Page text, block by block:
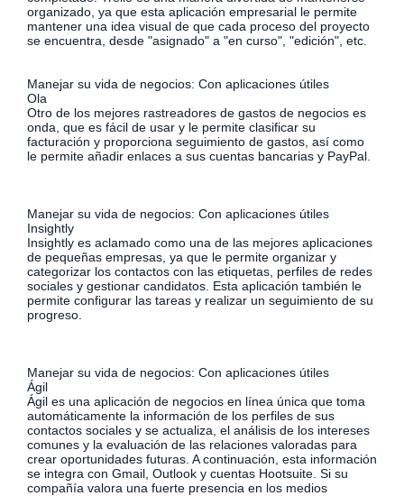
organizado, ya que esta aplicación empresarial le permite
mantener una idea visual de que cada proceso del proyecto
se encuentra, desde "asignado" a "en curso", "edición", etc.
Manejar su vida de negocios: Con aplicaciones útiles
Ola
Otro de los mejores rastreadores de gastos de negocios es
onda, que es fácil de usar y le permite clasificar su
facturación y proporciona seguimiento de gastos, así como
le permite añadir enlaces a sus cuentas bancarias y PayPal.
Manejar su vida de negocios: Con aplicaciones útiles
Insightly
Insightly es aclamado como una de las mejores aplicaciones
de pequeñas empresas, ya que le permite organizar y
categorizar los contactos con las etiquetas, perfiles de redes
sociales y gestionar candidatos. Esta aplicación también le
permite configurar las tareas y realizar un seguimiento de su
progreso.
Manejar su vida de negocios: Con aplicaciones útiles
Ágil
Ágil es una aplicación de negocios en línea única que toma
automáticamente la información de los perfiles de sus
contactos sociales y se actualiza, el análisis de los intereses
comunes y la evaluación de las relaciones valoradas para
crear oportunidades futuras. A continuación, esta información
se integra con Gmail, Outlook y cuentas Hootsuite. Si su
compañía valora una fuerte presencia en los medios